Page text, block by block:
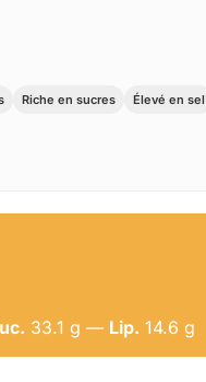
Riche en sucres
Élevé en sel
33.1 g — Lip. 14.6 g